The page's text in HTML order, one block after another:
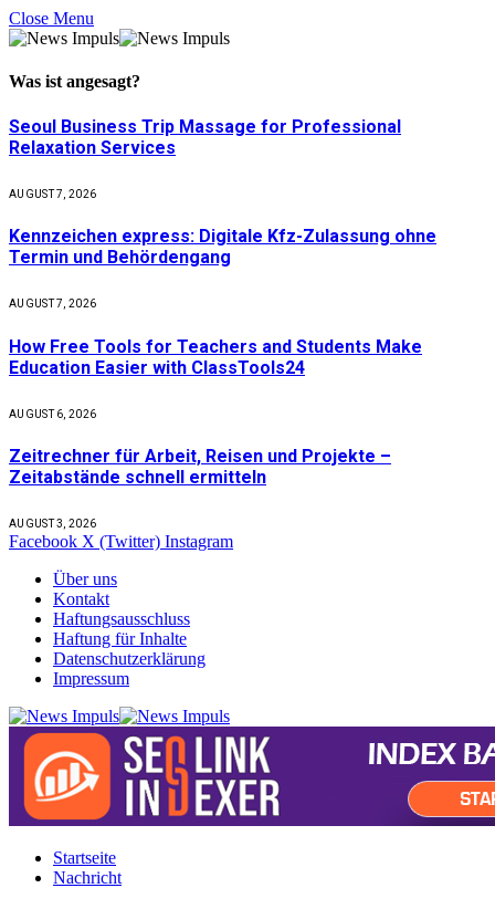
Close Menu
Was ist angesagt?
Seoul Business Trip Massage for Professional
Relaxation Services
AUGUST 7, 2026
Kennzeichen express: Digitale Kfz-Zulassung ohne
Termin und Behördengang
AUGUST 7, 2026
How Free Tools for Teachers and Students Make
Education Easier with ClassTools24
AUGUST 6, 2026
Zeitrechner für Arbeit, Reisen und Projekte –
Zeitabstände schnell ermitteln
AUGUST 3, 2026
Facebook X (Twitter) Instagram
Über uns
Kontakt
Haftungsausschluss
Haftung für Inhalte
Datenschutzerklärung
Impressum
Startseite
Nachricht